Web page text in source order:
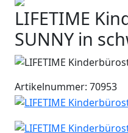
LIFETIME
SUNNY in
Artikelnummer: 70953